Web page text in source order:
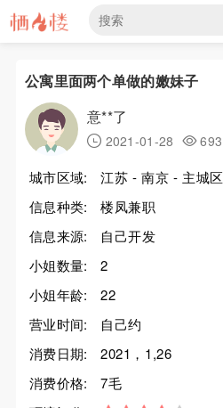
公寓里面两个单做的嫩妹子
意**了
2021-01-28 693
城市区域:
江苏 - 南京 - 主城区
信息种类:
楼凤兼职
信息来源:
自己开发
小姐数量:
2
小姐年龄:
22
营业时间:
自己约
消费日期:
2021，1,26
消费价格:
7毛